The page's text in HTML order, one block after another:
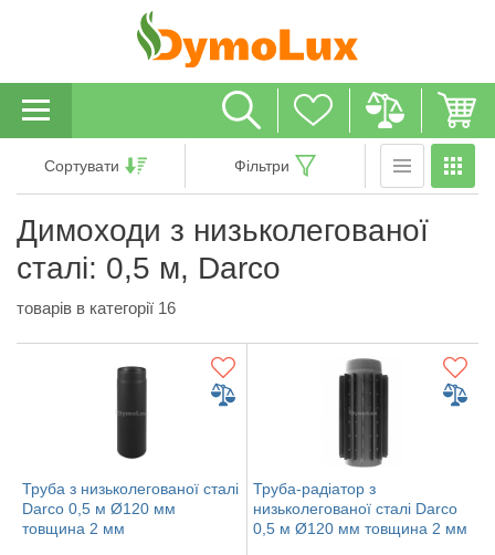
Димоходи з низьколегованої
сталі: 0,5 м, Darco
товарів в категорії 16
Сортувати Фільтри
Труба з низьколегованої сталі
Darco 0,5 м Ø120 мм
товщина 2 мм
Труба-радіатор з
низьколегованої сталі Darco
0,5 м Ø120 мм товщина 2 мм